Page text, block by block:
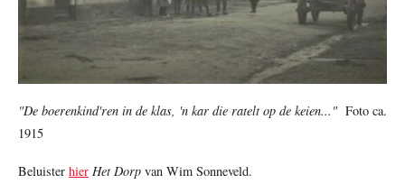
"De boerenkind'ren in de klas, 'n kar die ratelt op de keien..." Foto ca.
1915
Beluister hier Het Dorp van Wim Sonneveld.